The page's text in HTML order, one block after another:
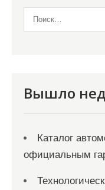
Вышло
Каталог
официальным